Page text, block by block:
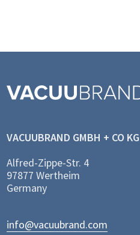
VACUUBRAND GMBH + CO KG
Alfred-Zippe-Str. 4
97877 Wertheim
Germany
info@vacuubrand.com